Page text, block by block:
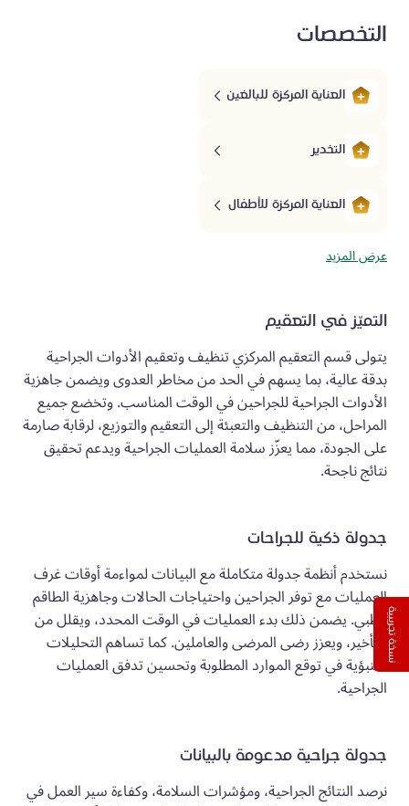
التخصصات
العناية المركزة للبالغين
التخدير
العناية المركزة للأطفال
عرض المزيد
التميّز في التعقيم
يتولى قسم التعقيم المركزي تنظيف وتعقيم الأدوات الجراحية
بدقة عالية، بما يسهم في الحد من مخاطر العدوى ويضمن جاهزية
الأدوات الجراحية للجراحين في الوقت المناسب. وتخضع جميع
المراحل، من التنظيف والتعبئة إلى التعقيم والتوزيع، لرقابة صارمة
على الجودة، مما يعزّز سلامة العمليات الجراحية ويدعم تحقيق
نتائج ناجحة.
جدولة ذكية للجراحات
نستخدم أنظمة جدولة متكاملة مع البيانات لمواءمة أوقات غرف
العمليات مع توفر الجراحين واحتياجات الحالات وجاهزية الطاقم
الطبي. يضمن ذلك بدء العمليات في الوقت المحدد، ويقلل من
التأخير، ويعزز رضى المرضى والعاملين. كما تساهم التحليلات
التنبؤية في توقع الموارد المطلوبة وتحسين تدفق العمليات
الجراحية.
جدولة جراحية مدعومة بالبيانات
نرصد النتائج الجراحية، ومؤشرات السلامة، وكفاءة سير العمل في
نسخة تجريبية